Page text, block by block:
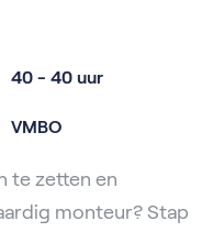
40 - 40 uur
VMBO
te zetten en
monteur? Stap